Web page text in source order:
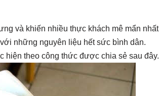
và khiến nhiều thực khách mê mẩn nhất
những nguyên liệu hết sức bình dân.
hiện theo công thức được chia sẻ sau đây.